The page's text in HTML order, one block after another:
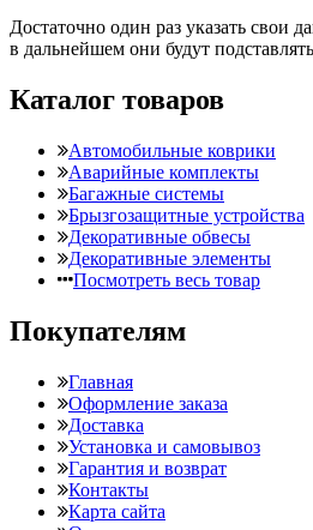
Достаточно один раз указать свои
в дальнейшем они будут
Каталог товаров
Автомобильные коврики
Аварийные комплекты
Багажные системы
Брызгозащитные устройства
Декоративные обвесы
Декоративные элементы
Посмотреть весь товар
Покупателям
Главная
Оформление заказа
Доставка
Установка и самовывоз
Гарантия и возврат
Контакты
Карта сайта